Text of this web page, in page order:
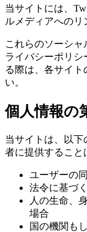
当サイトには、
ルメディアへのリ
これらのソーシ
ライバシーポリシ
る際は、各サイ
い。
個人情報の
当サイトは、以下
者に提供すること
ユーザーの
法令に基づ
人の生命、
場合
国の機関も